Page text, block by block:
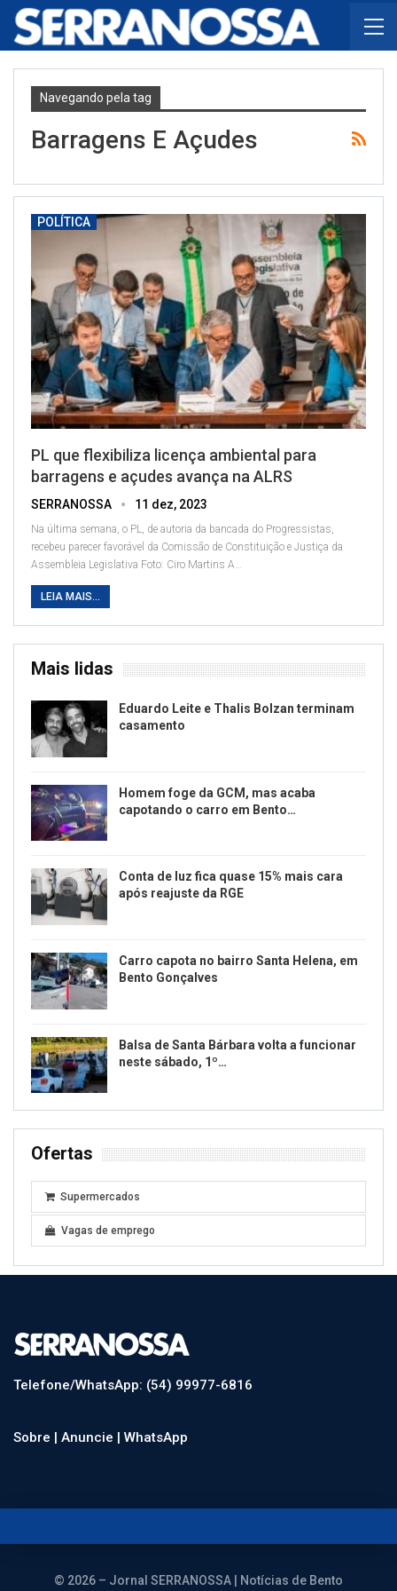
Navegando pela tag
Barragens E Açudes
POLÍTICA
PL que flexibiliza licença ambiental para
barragens e açudes avança na ALRS
SERRANOSSA 11 dez, 2023
Na última semana, o PL, de autoria da bancada do Progressistas,
recebeu parecer favorável da Comissão de Constituição e Justiça da
Assembleia Legislativa Foto: Ciro Martins A…
LEIA MAIS...
Mais lidas
Eduardo Leite e Thalis Bolzan terminam
casamento
Homem foge da GCM, mas acaba
capotando o carro em Bento…
Conta de luz fica quase 15% mais cara
após reajuste da RGE
Carro capota no bairro Santa Helena, em
Bento Gonçalves
Balsa de Santa Bárbara volta a funcionar
neste sábado, 1º…
Ofertas
Supermercados
Vagas de emprego
Telefone/WhatsApp: (54) 99977-6816
Sobre | Anuncie | WhatsApp
© 2026 – Jornal SERRANOSSA | Notícias de Bento